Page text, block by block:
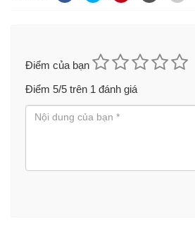
Điểm của bạn
Điểm 5/5 trên 1 đánh giá